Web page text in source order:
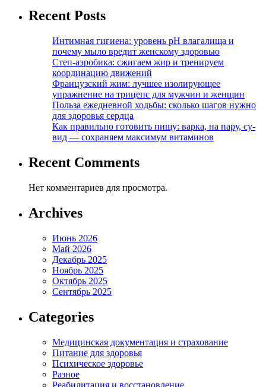
Recent Posts
Интимная гигиена: уровень pH влагалища и
почему мыло вредит женскому здоровью
Степ-аэробика: сжигаем жир и тренируем
координацию движений
Французский жим: лучшее изолирующее
упражнение на трицепс для мужчин и женщин
Польза ежедневной ходьбы: сколько шагов нужно
для здоровья сердца
Как правильно готовить пищу: варка, на пару, су-
вид — сохраняем максимум витаминов
Recent Comments
Нет комментариев для просмотра.
Archives
Июнь 2026
Май 2026
Декабрь 2025
Ноябрь 2025
Октябрь 2025
Сентябрь 2025
Categories
Медицинская документация и страхование
Питание для здоровья
Психическое здоровье
Разное
Реабилитация и восстановление